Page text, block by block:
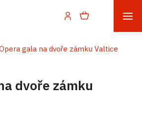
gala na dvoře zámku Valtice
dvoře zámku